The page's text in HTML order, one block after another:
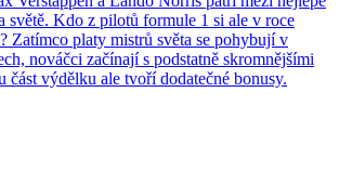
světě. Kdo z pilotů formule 1 si ale v roce
Zatímco platy mistrů světa se pohybují v
nováčci začínají s podstatně skromnějšími
část výdělku ale tvoří dodatečné bonusy.